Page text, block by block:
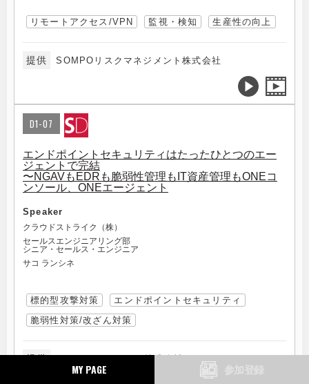
MY PAGE
リモートアクセス/VPN 監視・検知 生産性の向上
提供 SOMPOリスクマネジメント株式会社
D1-07
エンドポイントセキュリティはたったひとつのエー
ジェントで完結
〜NGAVもEDRも脆弱性管理もIT資産管理もONEコ
ンソール、ONEエージェント
Speaker
クラウドストライク（株）
セールスエンジニアリング部
シニア・セールス・エンジニア
サコ ランシネ
標的型攻撃対策
エンドポイントセキュリティ
脆弱性対策/改ざん対策
提供